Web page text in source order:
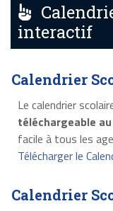
interactif
Calendrier
Le calendrier
téléchargeable
facile à tous les
Télécharger le
Calendrier